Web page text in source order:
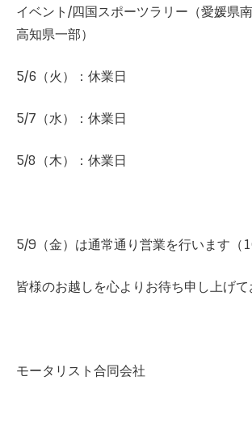
イベント/四国スポーツラリー（愛媛県
高知県一部）
5/6（火）：休業日
5/7（水）：休業日
5/8（木）：休業日
5/9（金）は通常通り営業を行います（
皆様のお越しを心よりお待ち申し上げて
モータリスト合同会社